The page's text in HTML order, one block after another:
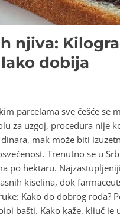
njiva:
dobija
parcelama sve češće se
za uzgoj, procedura nije
mak može biti
Trenutno se u
po hektaru.
kiselina, dok
Kako do dobrog roda?
bašti. Kako kaže, ključ je